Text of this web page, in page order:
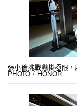
張小倫挑戰懸掛極限
PHOTO / HONOR